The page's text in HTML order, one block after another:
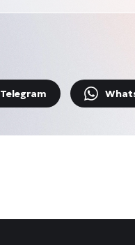
Telegram